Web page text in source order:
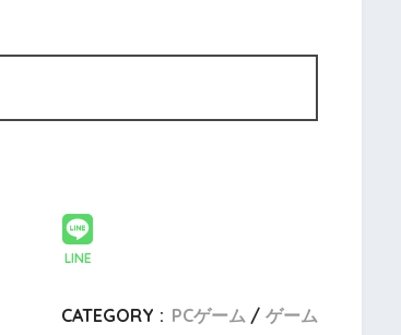
LINE
CATEGORY : PCゲーム ゲーム